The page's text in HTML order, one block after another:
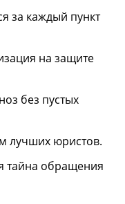
за каждый пункт
на защите
без пустых
лучших юристов.
тайна обращения